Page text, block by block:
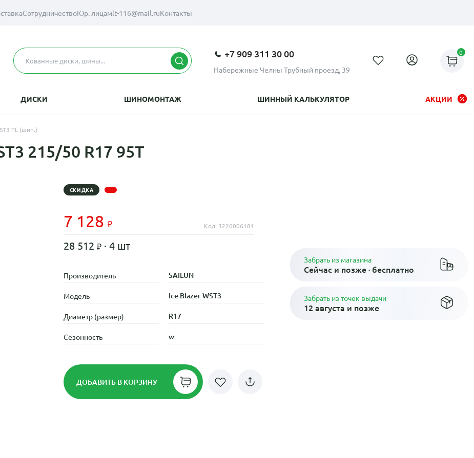
СотрудничествоЮр. лицамlt-116@mail.ruКонтакты
+7 909 311 30 00
Набережные Челны Трубный проезд, 39
0
ДИСКИ ШИНОМОНТАЖ ШИННЫЙ КАЛЬКУЛЯТОР АКЦИИ
TL (шип.)
215/50 R17 95T
СКИДКА
7 128 Код: 3220006181
28 512 · 4 шт
Производитель SAILUN
Модель Ice Blazer WST3
Диаметр (размер) R17
Сезонность w
ДОБАВИТЬ В КОРЗИНУ
Забрать из магазина
Сейчас и позже · бесплатно
Забрать из точек выдачи
12 августа и позже